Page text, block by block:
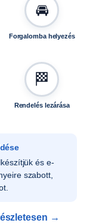
🚘
Forgalomba helyezés
🏁
Rendelés lezárása
ellenőrizzük
rögzítjük
→